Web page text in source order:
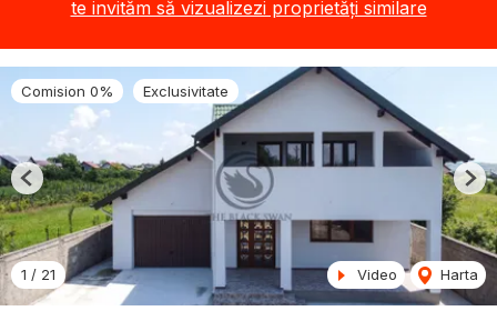
te invităm să vizualizezi proprietăți similare
Comision 0% Exclusivitate
1 / 21 Video Harta
Previous